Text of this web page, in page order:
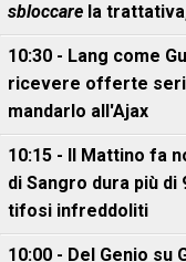
sbloccare la
10:30 - Lang come
ricevere offerte
mandarlo all'Ajax
10:15 - Il Mattino fa
di Sangro dura più
tifosi infreddoliti
10:00 - Del Genio su